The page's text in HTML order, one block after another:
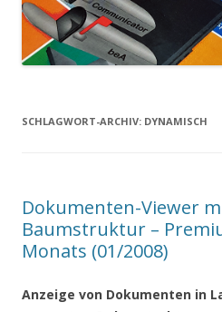
SCHLAGWORT-ARCHIV: DYNAMISCH
Dokumenten-Viewer
Baumstruktur –
Monats (01/2008)
Anzeige von Dokumenten in